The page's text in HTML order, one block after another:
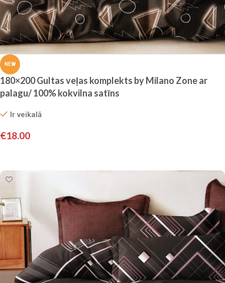
NEW
180×200 Gultas veļas komplekts by Milano Zone ar
palagu/ 100% kokvilna satīns
Ir veikalā
€18.00